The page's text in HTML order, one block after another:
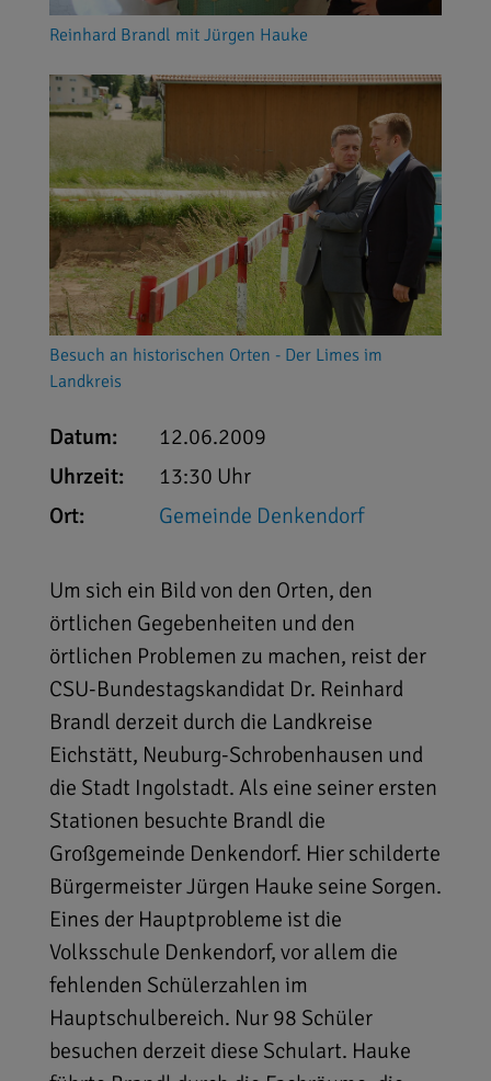
Reinhard Brandl mit Jürgen Hauke
Besuch an historischen Orten - Der Limes im
Landkreis
Datum:
12.06.2009
Uhrzeit:
13:30 Uhr
Ort:
Gemeinde Denkendorf
Um sich ein Bild von den Orten, den
örtlichen Gegebenheiten und den
örtlichen Problemen zu machen, reist der
CSU-Bundestagskandidat Dr. Reinhard
Brandl derzeit durch die Landkreise
Eichstätt, Neuburg-Schrobenhausen und
die Stadt Ingolstadt. Als eine seiner ersten
Stationen besuchte Brandl die
Großgemeinde Denkendorf. Hier schilderte
Bürgermeister Jürgen Hauke seine Sorgen.
Eines der Hauptprobleme ist die
Volksschule Denkendorf, vor allem die
fehlenden Schülerzahlen im
Hauptschulbereich. Nur 98 Schüler
besuchen derzeit diese Schulart. Hauke